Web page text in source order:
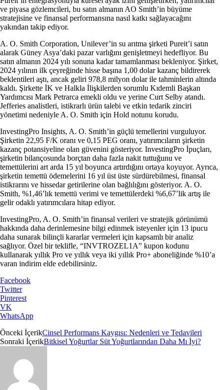
ve piyasa gözlemcileri, bu satın almanın AO Smith’in büyüme
stratejisine ve finansal performansına nasıl katkı sağlayacağını
yakından takip ediyor.
A. O. Smith Corporation, Unilever’in su arıtma şirketi Pureit’i satın
alarak Güney Asya’daki pazar varlığını genişletmeyi hedefliyor. Bu
satın almanın 2024 yılı sonuna kadar tamamlanması bekleniyor. Şirket,
2024 yılının ilk çeyreğinde hisse başına 1,00 dolar kazanç bildirerek
beklentileri aştı, ancak geliri 978,8 milyon dolar ile tahminlerin altında
kaldı. Şirkette İK ve Halkla İlişkilerden sorumlu Kıdemli Başkan
Yardımcısı Mark Petrarca emekli oldu ve yerine Curt Selby atandı.
Jefferies analistleri, istikrarlı ürün talebi ve etkin tedarik zinciri
yönetimi nedeniyle A. O. Smith için Hold notunu korudu.
InvestingPro Insights, A. O. Smith’in güçlü temellerini vurguluyor.
Şirketin 22,95 F/K oranı ve 0,15 PEG oranı, yatırımcıların şirketin
kazanç potansiyeline olan güvenini gösteriyor. InvestingPro İpuçları,
şirketin bilançosunda borçtan daha fazla nakit tuttuğunu ve
temettülerini art arda 15 yıl boyunca artırdığını ortaya koyuyor. Ayrıca,
şirketin temettü ödemelerini 16 yıl üst üste sürdürebilmesi, finansal
istikrarını ve hissedar getirilerine olan bağlılığını gösteriyor. A. O.
Smith, %1,46’lık temettü verimi ve temettülerdeki %6,67’lik artış ile
gelir odaklı yatırımcılara hitap ediyor.
InvestingPro, A. O. Smith’in finansal verileri ve stratejik görünümü
hakkında daha derinlemesine bilgi edinmek isteyenler için 13 ipucu
daha sunarak bilinçli kararlar vermeleri için kapsamlı bir analiz
sağlıyor. Özel bir teklifle, “INVTROZEL1A” kupon kodunu
kullanarak yıllık Pro ve yıllık veya iki yıllık Pro+ aboneliğinde %10’a
varan indirim elde edebilirsiniz.
Facebook
Twitter
Pinterest
VK
WhatsApp
Önceki İçerikCinsel Performans Kaygısı: Nedenleri ve Tedavileri
Sonraki İçerikBitkisel Yoğurtlar Süt Yoğurtlarından Daha Mı İyi?